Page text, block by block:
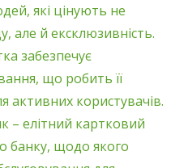
які цінують не
але й ексклюзивність.
забезпечує
що робить її
активних користувачів.
– елітний картковий
банку, щодо якого